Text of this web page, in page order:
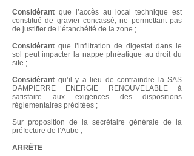
Considérant que l’accès au local technique est
constitué de gravier concassé, ne permettant pas
de justifier de l’étanchéité de la zone ;
Considérant que l’infiltration de digestat dans le
sol peut impacter la nappe phréatique au droit du
site ;
Considérant qu’il y a lieu de contraindre la SAS
DAMPIERRE ENERGIE RENOUVELABLE à
satisfaire aux exigences des dispositions
réglementaires précitées ;
Sur proposition de la secrétaire générale de la
préfecture de l’Aube ;
ARRÊTE